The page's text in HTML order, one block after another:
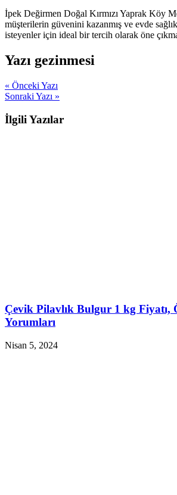
İpek Değirmen Doğal Kırmızı Yaprak Köy
müşterilerin güvenini kazanmış ve evde
isteyenler için ideal bir tercih olarak öne
Yazı gezinmesi
« Önceki Yazı
Sonraki Yazı »
İlgili Yazılar
Çevik Pilavlık Bulgur 1 kg Fiyatı,
Yorumları
Nisan 5, 2024